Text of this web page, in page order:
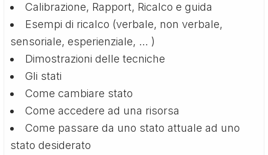
Calibrazione, Rapport, Ricalco e guida
Esempi di ricalco (verbale, non verbale,
sensoriale, esperienziale, … )
Dimostrazioni delle tecniche
Gli stati
Come cambiare stato
Come accedere ad una risorsa
Come passare da uno stato attuale ad uno
stato desiderato